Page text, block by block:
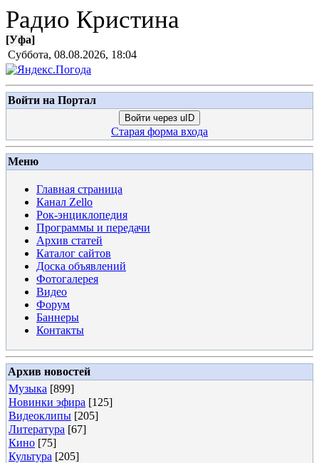
Радио Кристина
[Уфа]
Суббота, 08.08.2026, 18:04
Войти на Портал
Войти через uID
Старая форма входа
Меню
Главная страница
Канал Zello
Рок-энциклопедия
Программы и передачи
Архив статей
Каталог сайтов
Доска объявлений
Фотогалерея
Видео
Форум
Баннеры
Контакты
Архив новостей
Музыка [899]
Новинки эфира [125]
Видеоклипы [205]
Литература [67]
Кино [75]
Культура [205]